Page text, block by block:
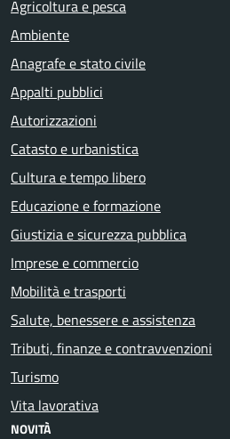
Agricoltura e pesca
Ambiente
Anagrafe e stato civile
Appalti pubblici
Autorizzazioni
Catasto e urbanistica
Cultura e tempo libero
Educazione e formazione
Giustizia e sicurezza pubblica
Imprese e commercio
Mobilità e trasporti
Salute, benessere e assistenza
Tributi, finanze e contravvenzioni
Turismo
Vita lavorativa
NOVITÀ